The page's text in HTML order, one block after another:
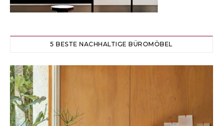
5 BESTE NACHHALTIGE BÜROMÖBEL